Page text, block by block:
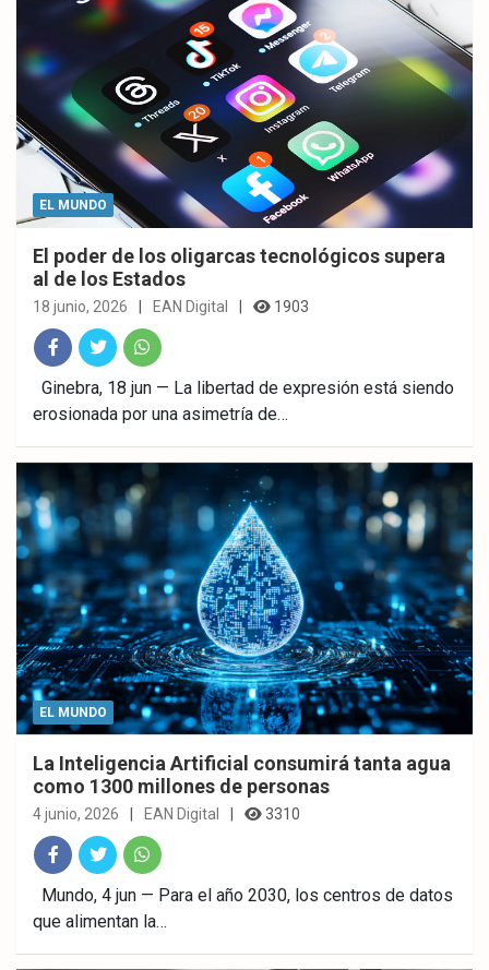
EL MUNDO
El poder de los oligarcas tecnológicos supera
al de los Estados
18 junio, 2026 EAN Digital 1903
Fac
ebo
ok
Twitt
er
What
sAp
p
Ginebra, 18 jun — La libertad de expresión está siendo
erosionada por una asimetría de…
EL MUNDO
La Inteligencia Artificial consumirá tanta agua
como 1300 millones de personas
4 junio, 2026 EAN Digital 3310
Fac
ebo
Twitt
er
What
sAp
Mundo, 4 jun — Para el año 2030, los centros de datos
que alimentan la…